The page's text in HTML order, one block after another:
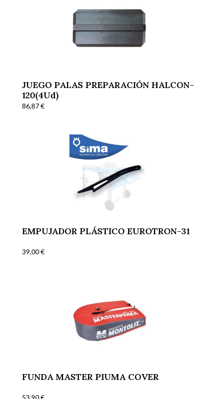
JUEGO PALAS PREPARACIÓN HALCON-
120(4Ud)
86,87€
EMPUJADOR PLÁSTICO EUROTRON-31
39,00€
FUNDA MASTER PIUMA COVER
53,90€